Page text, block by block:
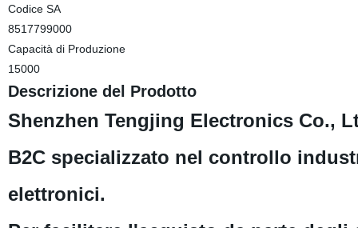
Codice SA
8517799000
Capacità di Produzione
15000
Descrizione del Prodotto
Shenzhen Tengjing Electronics Co.,
B2C specializzato nel controllo
elettronici.